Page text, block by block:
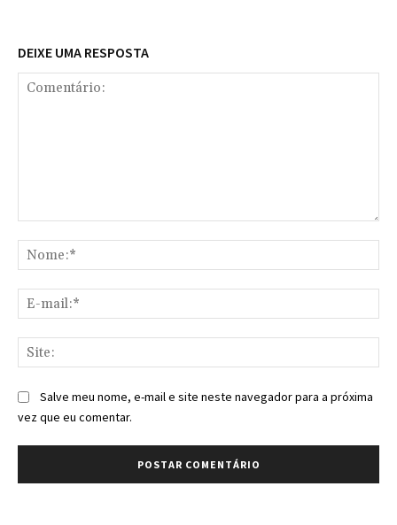
DEIXE UMA RESPOSTA
Salve meu nome, e-mail e site neste navegador para a próxima
vez que eu comentar.